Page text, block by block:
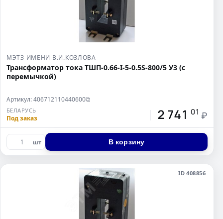
МЭТЗ ИМЕНИ В.И.КОЗЛОВА
Трансформатор тока ТШП-0.66-I-5-0.5S-800/5 У3 (с
перемычкой)
Артикул: 406712110440600⧉
БЕЛАРУСЬ
Под заказ 2 741 01 ₽
шт В корзину
ID 408856